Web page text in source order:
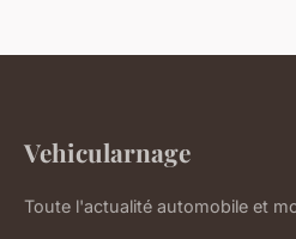
Vehicularnage
Toute l'actualité automobile et